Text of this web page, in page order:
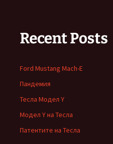
Recent Posts
Ford Mustang Mach-E
Пандемия
Тесла Модел Y
Модел Y на Тесла
Патентите на Тесла